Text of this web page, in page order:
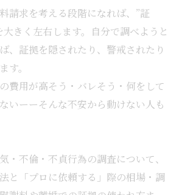
請求を考える段階になれば、”証
きく左右します。自分で調べようと
、証拠を隠されたり、警戒されたり
す。
費用が高そう・バレそう・何をして
いーーそんな不安から動けない人も
・不倫・不貞行為の調査について、
と「プロに依頼する」際の相場・調